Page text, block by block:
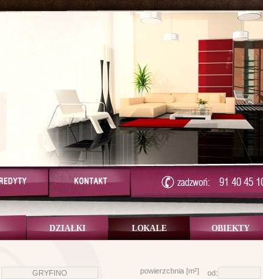
DZIAŁKI LOKALE OBIEKTY
powierzchnia [m²] od: